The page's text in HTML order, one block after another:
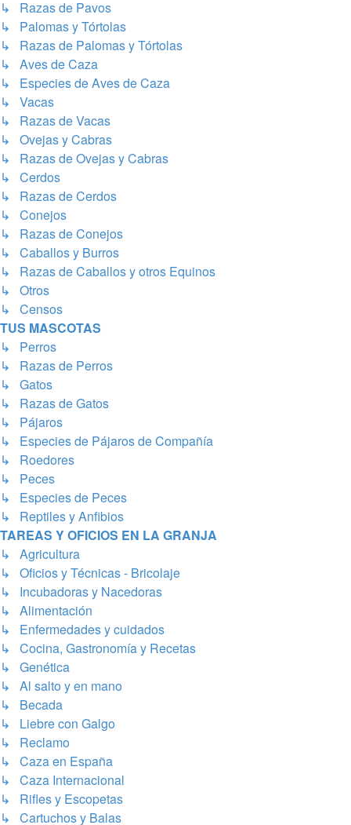
↳ Razas de Pavos
↳ Palomas y Tórtolas
↳ Razas de Palomas y Tórtolas
↳ Aves de Caza
↳ Especies de Aves de Caza
↳ Vacas
↳ Razas de Vacas
↳ Ovejas y Cabras
↳ Razas de Ovejas y Cabras
↳ Cerdos
↳ Razas de Cerdos
↳ Conejos
↳ Razas de Conejos
↳ Caballos y Burros
↳ Razas de Caballos y otros Equinos
↳ Otros
↳ Censos
TUS MASCOTAS
↳ Perros
↳ Razas de Perros
↳ Gatos
↳ Razas de Gatos
↳ Pájaros
↳ Especies de Pájaros de Compañía
↳ Roedores
↳ Peces
↳ Especies de Peces
↳ Reptiles y Anfibios
TAREAS Y OFICIOS EN LA GRANJA
↳ Agricultura
↳ Oficios y Técnicas - Bricolaje
↳ Incubadoras y Nacedoras
↳ Alimentación
↳ Enfermedades y cuidados
↳ Cocina, Gastronomía y Recetas
↳ Genética
↳ Al salto y en mano
↳ Becada
↳ Liebre con Galgo
↳ Reclamo
↳ Caza en España
↳ Caza Internacional
↳ Rifles y Escopetas
↳ Cartuchos y Balas